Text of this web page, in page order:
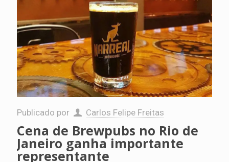
Publicado por Carlos Felipe Freitas
Cena de Brewpubs no Rio de
Janeiro ganha importante
representante